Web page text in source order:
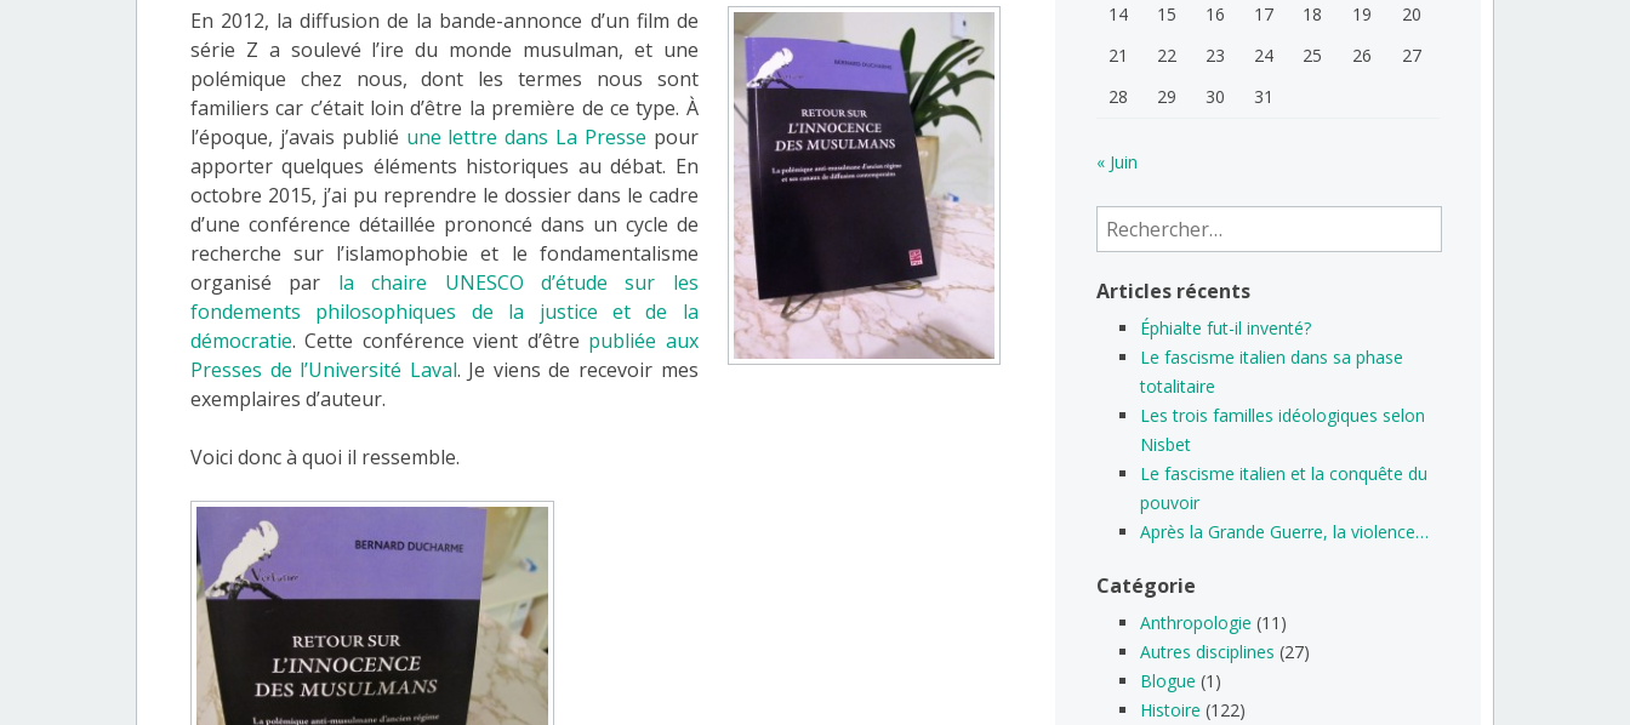
En 2012, la diffusion de la bande-annonce d’un film de
série Z a soulevé l’ire du monde musulman, et une
polémique chez nous, dont les termes nous sont
familiers car c’était loin d’être la première de ce type. À
l’époque, j’avais publié une lettre dans La Presse pour
apporter quelques éléments historiques au débat. En
octobre 2015, j’ai pu reprendre le dossier dans le cadre
d’une conférence détaillée prononcé dans un cycle de
recherche sur l’islamophobie et le fondamentalisme
organisé par la chaire UNESCO d’étude sur les
fondements philosophiques de la justice et de la
démocratie. Cette conférence vient d’être publiée aux
Presses de l’Université Laval. Je viens de recevoir mes
exemplaires d’auteur.
Voici donc à quoi il ressemble.
14
15 16 17 18 19
20
21
22 23 24 25 26
27
28
29 30 31
« Juin
Rechercher :
Articles récents
Éphialte fut-il inventé?
Le fascisme italien dans sa phase
totalitaire
Les trois familles idéologiques selon
Nisbet
Le fascisme italien et la conquête du
pouvoir
Après la Grande Guerre, la violence…
Catégorie
Anthropologie (11)
Autres disciplines (27)
Blogue (1)
Histoire (122)